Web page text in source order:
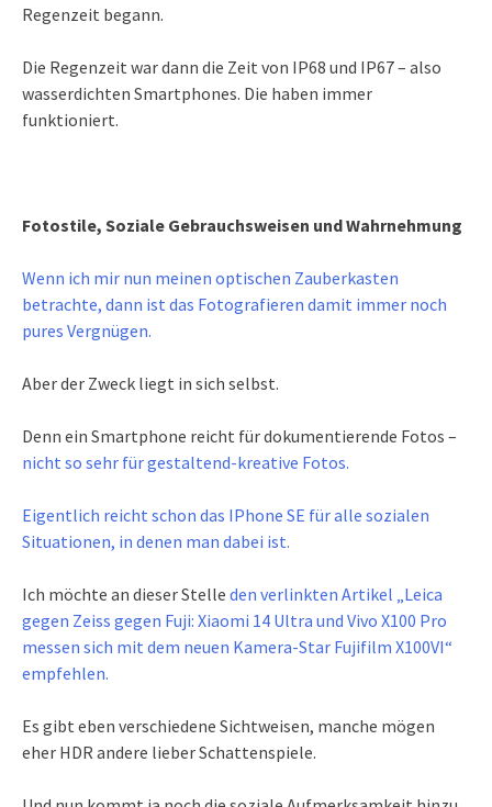
Regenzeit begann.
Die Regenzeit war dann die Zeit von IP68 und IP67 – also
wasserdichten Smartphones. Die haben immer
funktioniert.
Fotostile, Soziale Gebrauchsweisen und Wahrnehmung
Wenn ich mir nun meinen optischen Zauberkasten
betrachte, dann ist das Fotografieren damit immer noch
pures Vergnügen.
Aber der Zweck liegt in sich selbst.
Denn ein Smartphone reicht für dokumentierende Fotos –
nicht so sehr für gestaltend-kreative Fotos.
Eigentlich reicht schon das IPhone SE für alle sozialen
Situationen, in denen man dabei ist.
Ich möchte an dieser Stelle den verlinkten Artikel „Leica
gegen Zeiss gegen Fuji: Xiaomi 14 Ultra und Vivo X100 Pro
messen sich mit dem neuen Kamera-Star Fujifilm X100VI“
empfehlen.
Es gibt eben verschiedene Sichtweisen, manche mögen
eher HDR andere lieber Schattenspiele.